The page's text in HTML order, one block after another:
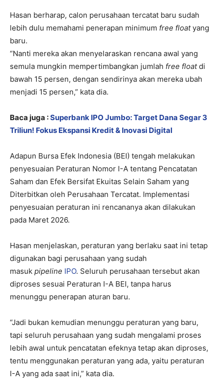
Hasan berharap, calon perusahaan tercatat baru sudah
lebih dulu memahami penerapan minimum free floatyang
baru.
“Nanti mereka akan menyelaraskan rencana awal yang
semula mungkin mempertimbangkan jumlah free floatdi
bawah 15 persen, dengan sendirinya akan mereka ubah
menjadi 15 persen,” kata dia.
Baca juga :Superbank IPO Jumbo: Target Dana Segar 3
Triliun! Fokus Ekspansi Kredit & Inovasi Digital
Adapun Bursa Efek Indonesia (BEI) tengah melakukan
penyesuaian Peraturan Nomor I-A tentang Pencatatan
Saham dan Efek Bersifat Ekuitas Selain Saham yang
Diterbitkan oleh Perusahaan Tercatat. Implementasi
penyesuaian peraturan ini rencananya akan dilakukan
pada Maret 2026.
Hasan menjelaskan, peraturan yang berlaku saat ini tetap
digunakan bagi perusahaan yang sudah
masuk pipeline IPO. Seluruh perusahaan tersebut akan
diproses sesuai Peraturan I-A BEI, tanpa harus
menunggu penerapan aturan baru.
“Jadi bukan kemudian menunggu peraturan yang baru,
tapi seluruh perusahaan yang sudah mengalami proses
lebih awal untuk pencatatan efeknya tetap akan diproses,
tentu menggunakan peraturan yang ada, yaitu peraturan
I-A yang ada saat ini,” kata dia.